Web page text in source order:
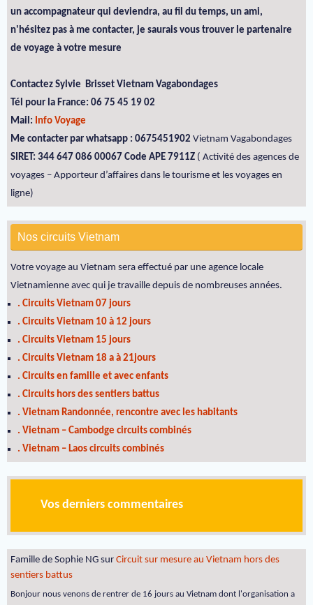
un accompagnateur qui deviendra, au fil du temps, un ami,
n'hésitez pas à me contacter, je saurais vous trouver le partenaire
de voyage à votre mesure
Contactez Sylvie Brisset Vietnam Vagabondages
Tél pour la France: 06 75 45 19 02
Mail: Info Voyage
Me contacter par whatsapp : 0675451902 Vietnam Vagabondages
SIRET: 344 647 086 00067 Code APE 7911Z ( Activité des agences de
voyages – Apporteur d’affaires dans le tourisme et les voyages en
ligne)
Nos circuits Vietnam
Votre voyage au Vietnam sera effectué par une agence locale
Vietnamienne avec qui je travaille depuis de nombreuses années.
. Circuits Vietnam 07 jours
. Circuits Vietnam 10 à 12 jours
. Circuits Vietnam 15 jours
. Circuits Vietnam 18 a à 21jours
. Circuits en famille et avec enfants
. Circuits hors des sentiers battus
. Vietnam Randonnée, rencontre avec les habitants
. Vietnam – Cambodge circuits combinés
. Vietnam – Laos circuits combinés
Vos derniers commentaires
Famille de Sophie NG sur Circuit sur mesure au Vietnam hors des
sentiers battus
Bonjour nous venons de rentrer de 16 jours au Vietnam dont l'organisation a